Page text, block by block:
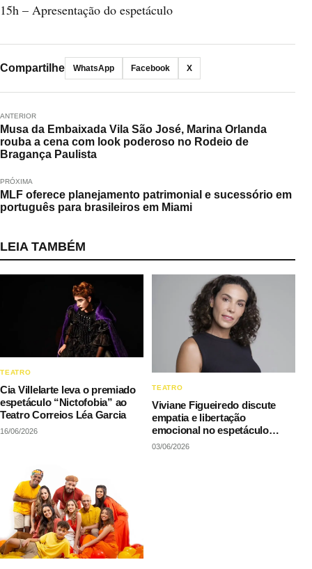
15h – Apresentação do espetáculo
Compartilhe WhatsApp Facebook X
ANTERIOR
Musa da Embaixada Vila São José, Marina Orlanda
rouba a cena com look poderoso no Rodeio de
Bragança Paulista
PRÓXIMA
MLF oferece planejamento patrimonial e sucessório em
português para brasileiros em Miami
LEIA TAMBÉM
TEATRO
Cia Villelarte leva o premiado
espetáculo “Nictofobia” ao
Teatro Correios Léa Garcia
16/06/2026
TEATRO
​Viviane Figueiredo discute
empatia e libertação
emocional no espetáculo
“Chez Toi – Em Seu Lugar”
03/06/2026